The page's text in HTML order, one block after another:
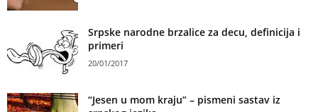
Srpske narodne brzalice za decu, definicija i
primeri
20/01/2017
“Jesen u mom kraju” – pismeni sastav iz